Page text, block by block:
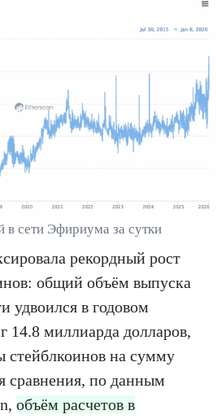
в сети Эфириума за сутки
рекордный рост
общий объём выпуска
удвоился в годовом
14.8 миллиарда долларов,
стейблкоинов на сумму
сравнения, по данным
объём расчетов в